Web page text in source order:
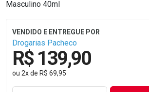
Masculino 40ml
Drogarias Pacheco
R$ 139,90
ou 2xde R$ 69,95